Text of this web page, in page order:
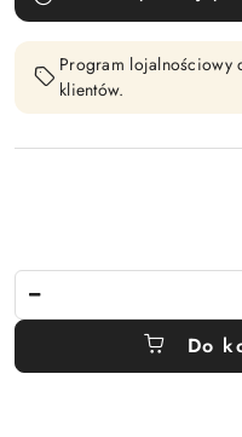
Program lojalnościowy
klientów.
Do